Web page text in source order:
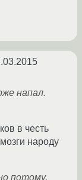
напал.
в честь
народу
потому,